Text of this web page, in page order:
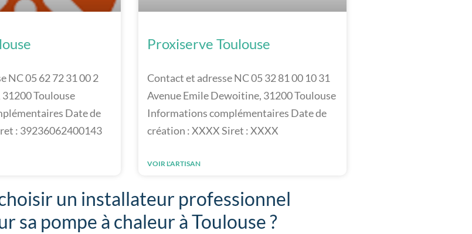
NC 05 62 72 31 00 2
Toulouse
Date de
: 39236062400143
Proxiserve Toulouse
Contact et adresse NC 05 32 81 00 10 31
Avenue Emile Dewoitine, 31200 Toulouse
Informations complémentaires Date de
création : XXXX Siret : XXXX
VOIR L'ARTISAN
un installateur professionnel
sa pompe à chaleur à Toulouse ?